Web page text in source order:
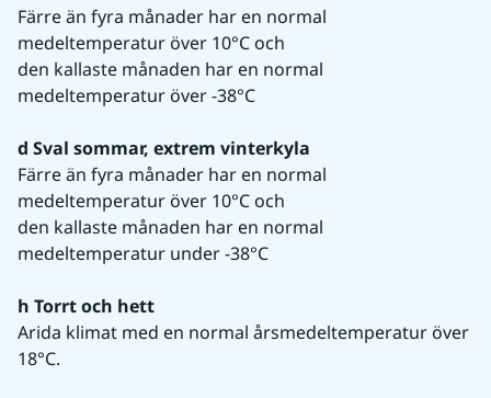
Färre än fyra månader har en normal
medeltemperatur över 10°C och
den kallaste månaden har en normal
medeltemperatur över -38°C
d Sval sommar, extrem vinterkyla
Färre än fyra månader har en normal
medeltemperatur över 10°C och
den kallaste månaden har en normal
medeltemperatur under -38°C
h Torrt och hett
Arida klimat med en normal årsmedeltemperatur över
18°C.